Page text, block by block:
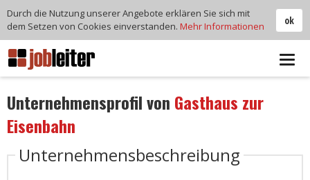
Unternehmensprofil von Gasthaus zur
Eisenbahn
Unternehmensbeschreibung
ok
Durch die Nutzung unserer Angebote erklären Sie sich mit
dem Setzen von Cookies einverstanden. Mehr Informationen